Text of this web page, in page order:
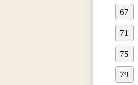
67
71
75
79